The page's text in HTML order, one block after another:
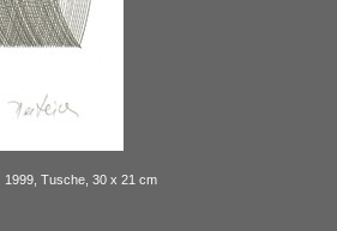
1999, Tusche, 30 x 21 cm